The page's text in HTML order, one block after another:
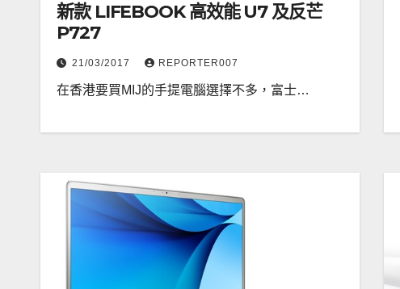
新款 LIFEBOOK 高效能 U7 及反芒
P727
21/03/2017 REPORTER007
在香港要買MIJ的手提電腦選擇不多，富士…